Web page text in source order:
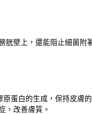
胱壁上，還能阻止細菌附
蛋白的生成，保持皮膚
，改善膚質。